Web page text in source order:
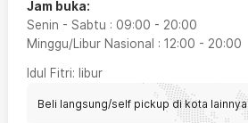
Jam buka:
Senin - Sabtu : 09:00 - 20:00
Minggu/Libur Nasional : 12:00 - 20:00
Idul Fitri: libur
Beli langsung/self pickup di kota lainnya